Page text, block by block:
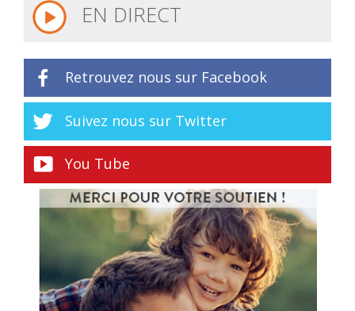
EN DIRECT
Retrouvez nous sur Facebook
Suivez nous sur Twitter
You Tube